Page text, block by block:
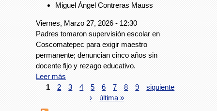
Miguel Ángel Contreras Mauss
Viernes, Marzo 27, 2026 - 12:30
Padres tomaron supervisión escolar en
Coscomatepec para exigir maestro
permanente; denuncian cinco años sin
docente fijo y rezago educativo.
Leer más
1
2 3 4 5 6 7 8 9
siguiente
›
última »